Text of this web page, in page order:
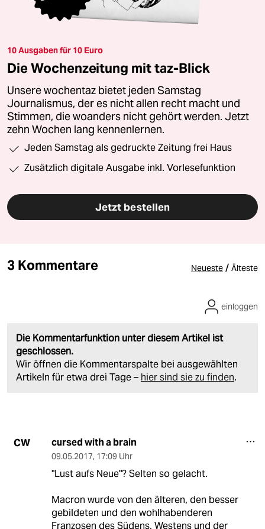
10 Ausgaben für 10 Euro
Die Wochenzeitung mit taz-Blick
Unsere wochentaz bietet jeden Samstag
Journalismus, der es nicht allen recht macht und
Stimmen, die woanders nicht gehört werden. Jetzt
zehn Wochen lang kennenlernen.
Jeden Samstag als gedruckte Zeitung frei Haus
Zusätzlich digitale Ausgabe inkl. Vorlesefunktion
Jetzt bestellen
3 Kommentare Neueste / Älteste
Die Kommentarfunktion unter diesem Artikel ist
geschlossen.
Wir öffnen die Kommentarspalte bei ausgewählten
Artikeln für etwa drei Tage – hier sind sie zu finden.
einloggen
CW cursed with a brain
09.05.2017, 17:09 Uhr
"Lust aufs Neue"? Selten so gelacht.
Macron wurde von den älteren, den besser
gebildeten und den wohlhabenderen
Franzosen des Südens, Westens und der